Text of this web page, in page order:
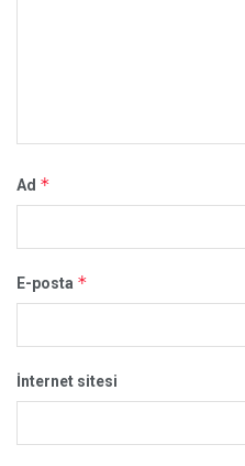
Ad *
E-posta *
İnternet sitesi